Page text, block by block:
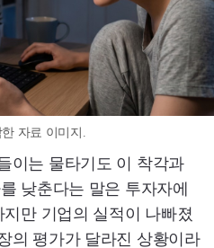
자료 이미지.
이는 물타기도 이 착각과
낮춘다는 말은 투자자에
만 기업의 실적이 나빠졌
의 평가가 달라진 상황이라